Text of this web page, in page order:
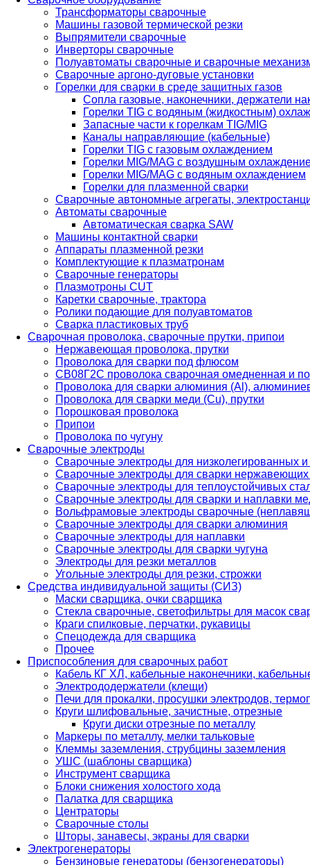
Трансформаторы сварочные
Машины газовой термической резки
Выпрямители сварочные
Инверторы сварочные
Полуавтоматы сварочные и сварочные
Сварочные аргоно-дуговые установки
Горелки для сварки в среде защитных газов
Сопла газовые, наконечники, держатели
Горелки TIG с водяным (жидкостным)
Запасные части к горелкам TIG/MIG
Каналы направляющие (кабельные)
Горелки TIG с газовым охлаждением
Горелки MIG/MAG с воздушным
Горелки MIG/MAG с водяным охлаждением
Горелки для плазменной сварки
Сварочные автономные агрегаты,
Автоматы сварочные
Автоматическая сварка SAW
Машины контактной сварки
Аппараты плазменной резки
Комплектующие к плазматронам
Сварочные генераторы
Плазмотроны CUT
Каретки сварочные, трактора
Ролики подающие для полуавтоматов
Сварка пластиковых труб
Сварочная проволока, сварочные прутки, припои
Нержавеющая проволока, прутки
Проволока для сварки под флюсом
СВ08Г2С проволока сварочная омедненная и
Проволока для сварки алюминия (Al),
Проволока для сварки меди (Cu), прутки
Порошковая проволока
Припои
Проволока по чугуну
Сварочные электроды
Сварочные электроды для низколегированных и
Сварочные электроды для сварки
Сварочные электроды для теплоустойчивых
Сварочные электроды для сварки и наплавки
Вольфрамовые электроды сварочные
Сварочные электроды для сварки алюминия
Сварочные электроды для наплавки
Сварочные электроды для сварки чугуна
Электроды для резки металлов
Угольные электроды для резки, строжки
Средства индивидуальной защиты (СИЗ)
Маски сварщика, очки сварщика
Стекла сварочные, светофильтры для масок
Краги спилковые, перчатки, рукавицы
Спецодежда для сварщика
Прочее
Приспособления для сварочных работ
Кабель КГ ХЛ, кабельные наконечники,
Электрододержатели (клещи)
Печи для прокалки, просушки электродов,
Круги шлифовальные, зачистные, отрезные
Круги диски отрезные по металлу
Маркеры по металлу, мелки тальковые
Клеммы заземления, струбцины заземления
УШС (шаблоны сварщика)
Инструмент сварщика
Блоки снижения холостого хода
Палатка для сварщика
Центраторы
Сварочные столы
Шторы, занавесы, экраны для сварки
Электрогенераторы
Бензиновые генераторы (бензогенераторы)